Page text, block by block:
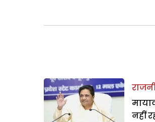
नहीं